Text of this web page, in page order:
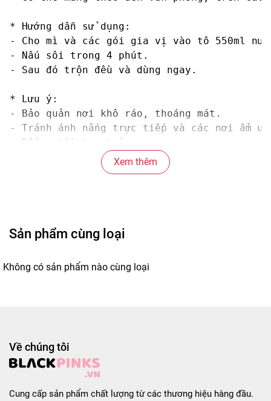
* Hướng dẫn sử dụng:
- Cho mì và các gói gia vị vào tô 550ml
- Nấu sôi trong 4 phút.
- Sau đó trộn đều và dùng ngay.
* Lưu ý:
- Bảo quản nơi khô ráo, thoáng mát.
- Tránh ánh nắng trực tiếp và các nơi ẩm
- Để xa tầm tay trẻ em.
* Thông tin sản phẩm:
- Nhà sản xuất: NONGSHIM CO., LTD.
- Sản xuất tại: Hàn Quốc.
- Hạn sử dụng: 12 tháng kể từ ngày sản
Xem thêm
Sản phẩm cùng loại
Không có sản phẩm nào cùng loại
Về chúng tôi
Cung cấp sản phẩm chất lượng từ các thương hiệu hàng đầu.